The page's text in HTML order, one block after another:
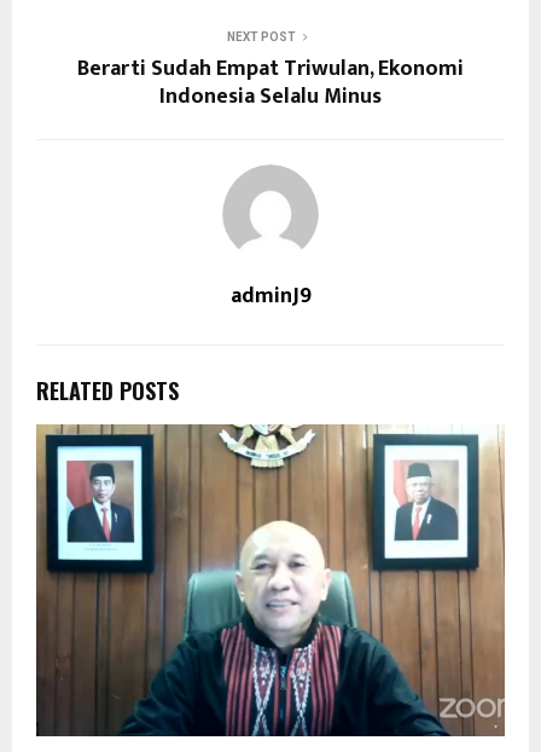
NEXT POST
Berarti Sudah Empat Triwulan, Ekonomi
Indonesia Selalu Minus
adminJ9
RELATED POSTS